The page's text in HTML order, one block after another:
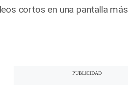
cortos en una pantalla más